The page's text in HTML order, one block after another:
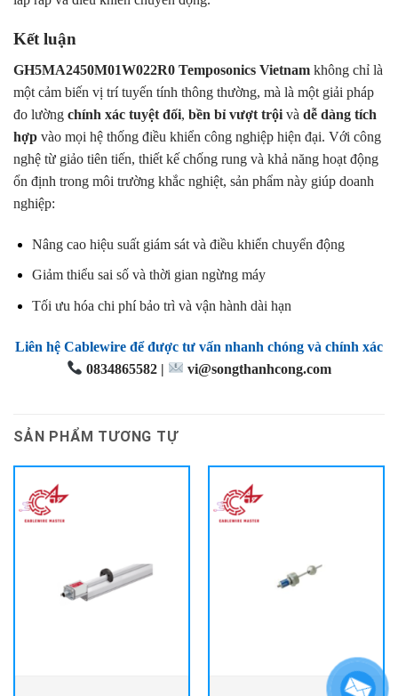
Kết luận
GH5MA2450M01W022R0 Temposonics Vietnam không chỉ là
một cảm biến vị trí tuyến tính thông thường, mà là một giải pháp
đo lường chính xác tuyệt đối, bền bỉ vượt trội và dễ dàng tích
hợp vào mọi hệ thống điều khiển công nghiệp hiện đại. Với công
nghệ từ giảo tiên tiến, thiết kế chống rung và khả năng hoạt động
ổn định trong môi trường khắc nghiệt, sản phẩm này giúp doanh
nghiệp:
Nâng cao hiệu suất giám sát và điều khiển chuyển động
Giảm thiểu sai số và thời gian ngừng máy
Tối ưu hóa chi phí bảo trì và vận hành dài hạn
Liên hệ Cablewire để được tư vấn nhanh chóng và chính xác
0834865582 |
vi@songthanhcong.com
SẢN PHẨM TƯƠNG TỰ